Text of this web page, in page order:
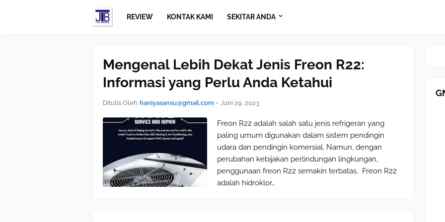
REVIEW KONTAK KAMI SEKITAR ANDA
Mengenal Lebih Dekat Jenis Freon R22:
Informasi yang Perlu Anda Ketahui
Ditulis Oleh haniyasansu@gmail.com • Juni 29, 2023
Freon R22 adalah salah satu jenis refrigeran yang
paling umum digunakan dalam sistem pendingin
udara dan pendingin komersial. Namun, dengan
perubahan kebijakan perlindungan lingkungan,
penggunaan freon R22 semakin terbatas. Freon R22
adalah hidroklor…